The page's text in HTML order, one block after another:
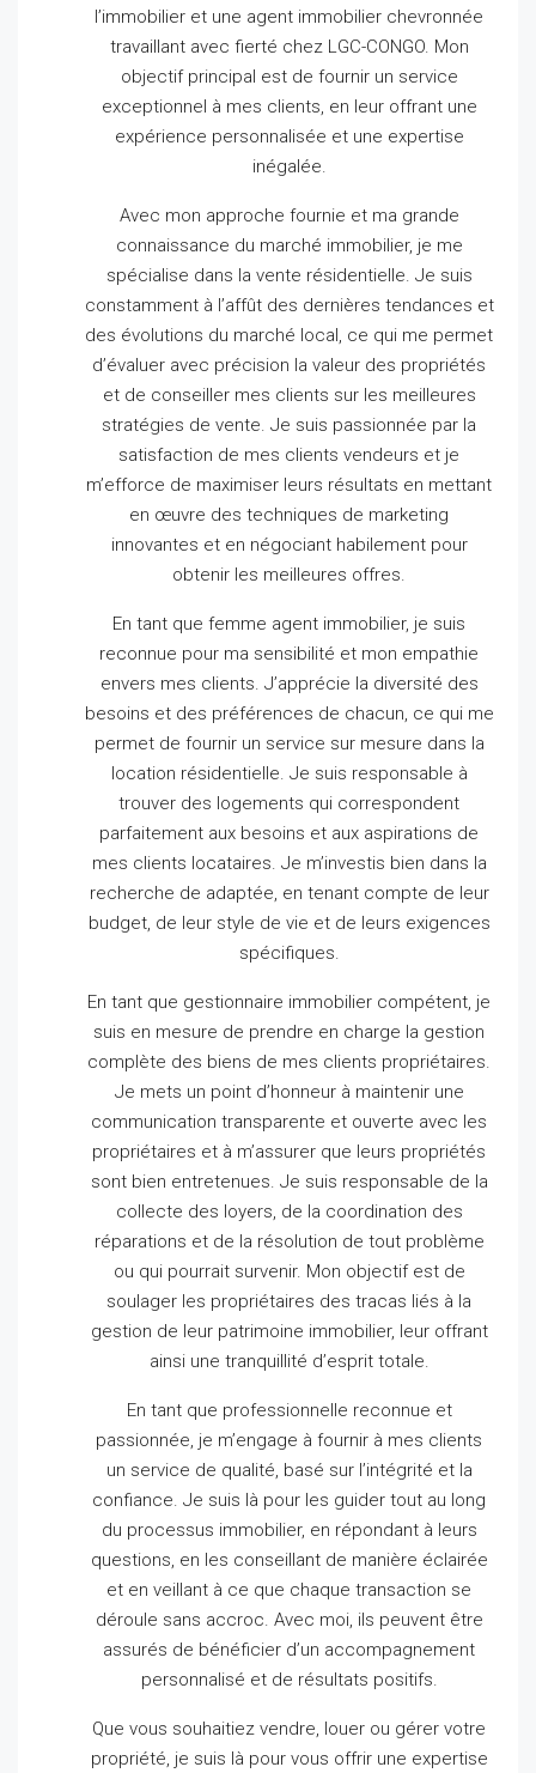
l’immobilier et une agent immobilier chevronnée
travaillant avec fierté chez LGC-CONGO. Mon
objectif principal est de fournir un service
exceptionnel à mes clients, en leur offrant une
expérience personnalisée et une expertise
inégalée.
Avec mon approche fournie et ma grande
connaissance du marché immobilier, je me
spécialise dans la vente résidentielle. Je suis
constamment à l’affût des dernières tendances et
des évolutions du marché local, ce qui me permet
d’évaluer avec précision la valeur des propriétés
et de conseiller mes clients sur les meilleures
stratégies de vente.Je suis passionnée par la
satisfaction de mes clients vendeurs et je
m’efforce de maximiser leurs résultats en mettant
en œuvre des techniques de marketing
innovantes et en négociant habilement pour
obtenir les meilleures offres.
En tant que femme agent immobilier, je suis
reconnue pour ma sensibilité et mon empathie
envers mes clients. J’apprécie la diversité des
besoins et des préférences de chacun, ce qui me
permet de fournir un service sur mesure dans la
location résidentielle. Je suis responsable à
trouver des logements qui correspondent
parfaitement aux besoins et aux aspirations de
mes clients locataires. Je m’investis bien dans la
recherche de adaptée, en tenant compte de leur
budget, de leur style de vie et de leurs exigences
spécifiques.
En tant que gestionnaire immobilier compétent, je
suis en mesure de prendre en charge la gestion
complète des biens de mes clients propriétaires.
Je mets un point d’honneur à maintenir une
communication transparente et ouverte avec les
propriétaires et à m’assurer que leurs propriétés
sont bien entretenues. Je suis responsable de la
collecte des loyers, de la coordination des
réparations et de la résolution de tout problème
ou qui pourrait survenir. Mon objectif est de
soulager les propriétaires des tracas liés à la
gestion de leur patrimoine immobilier, leur offrant
ainsi une tranquillité d’esprit totale.
En tant que professionnelle reconnue et
passionnée, je m’engage à fournir à mes clients
un service de qualité, basé sur l’intégrité et la
confiance.Je suis là pour les guider tout au long
du processus immobilier, en répondant à leurs
questions, en les conseillant de manière éclairée
et en veillant à ce que chaque transaction se
déroule sans accroc. Avec moi, ils peuvent être
assurés de bénéficier d’un accompagnement
personnalisé et de résultats positifs.
Que vous souhaitiez vendre, louer ou gérer votre
propriété, je suis là pour vous offrir une expertise